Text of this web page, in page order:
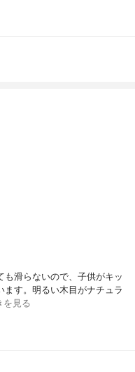
滑らないので、子供がキッ
す。明るい木目がナチュラ
を見る